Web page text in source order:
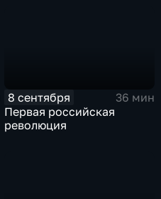
8 сентября
36 мин
Первая российская
революция